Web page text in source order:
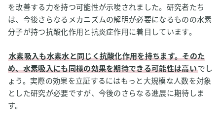
を改善する力を持つ可能性が示唆されました。研究者たち
は、今後さらなるメカニズムの解明が必要になるものの水素
分子が持つ抗酸化作用と抗炎症作用に着目しています。
水素吸入も水素水と同じく抗酸化作用を持ちます。そのた
め、水素吸入にも同様の効果を期待できる可能性は高いでし
ょう。実際の効果を立証するにはもっと大規模な人数を対象
とした研究が必要ですが、今後のさらなる進展に期待しま
す。